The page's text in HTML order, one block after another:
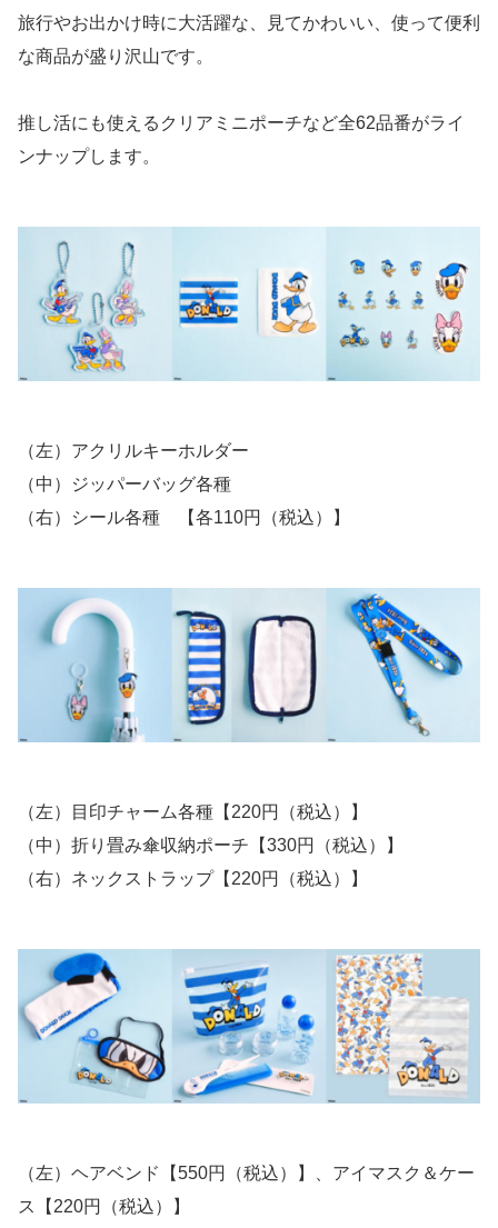
旅行やお出かけ時に大活躍な、見てかわいい、使って便利
な商品が盛り沢山です。
推し活にも使えるクリアミニポーチなど全62品番がライ
ンナップします。
（左）アクリルキーホルダー
（中）ジッパーバッグ各種
（右）シール各種 【各110円（税込）】
（左）目印チャーム各種【220円（税込）】
（中）折り畳み傘収納ポーチ【330円（税込）】
（右）ネックストラップ【220円（税込）】
（左）ヘアベンド【550円（税込）】、アイマスク＆ケー
ス【220円（税込）】